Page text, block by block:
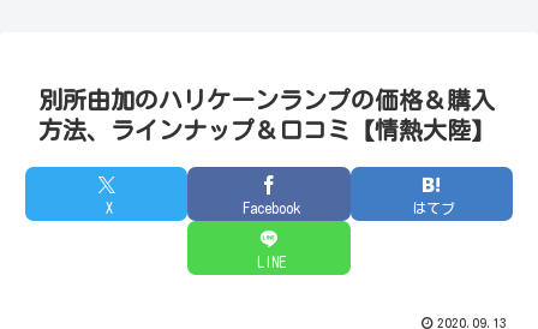
別所由加のハリケーンランプの価格＆購入
方法、ラインナップ＆口コミ【情熱大陸】
X Facebook はてブ
LINE
2020.09.13